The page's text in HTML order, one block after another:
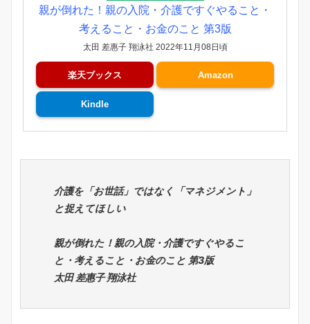
親が倒れた！親の入院・介護ですぐやること・
考えること・お金のこと 第3版
太田 差惠子 翔泳社 2022年11月08日頃
楽天ブックス Amazon
Kindle
介護を「お世話」ではなく「マネジメント」
と捉えてほしい
親が倒れた！親の入院・介護ですぐやるこ
と・考えること・お金のこと 第3版
太田 差惠子 翔泳社